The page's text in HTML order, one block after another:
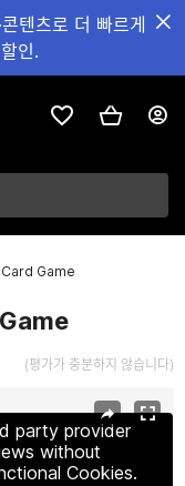
텐츠로 더 빠르게
인.
Game
(평가가 충분하지 않습니다)
party provider
without
Cookies.